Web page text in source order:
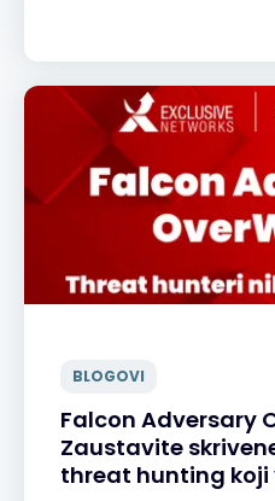
BLOGOVI
Falcon Adversary
Zaustavite
threat hunting